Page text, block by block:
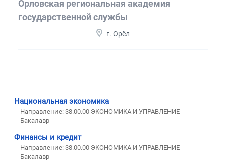
Орловская региональная академия
государственной службы
г. Орёл
Национальная экономика
Направление: 38.00.00 ЭКОНОМИКА И УПРАВЛЕНИЕ
Бакалавр
Финансы и кредит
Направление: 38.00.00 ЭКОНОМИКА И УПРАВЛЕНИЕ
Бакалавр